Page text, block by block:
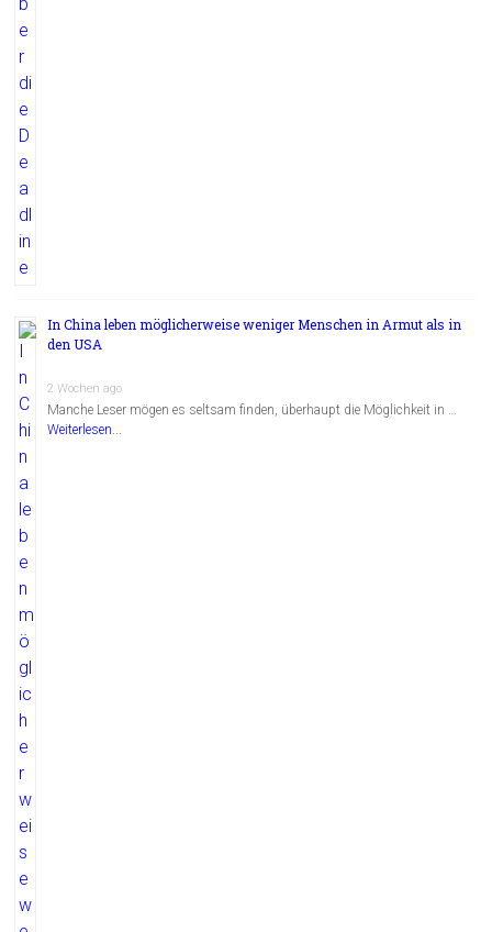
In China leben möglicherweise weniger Menschen in Armut als in
den USA
2 Wochen ago
Manche Leser mögen es seltsam finden, überhaupt die Möglichkeit in …
Weiterlesen...